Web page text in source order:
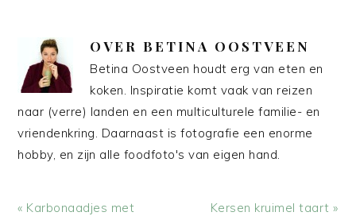
OVER BETINA OOSTVEEN
Betina Oostveen houdt erg van eten en
koken. Inspiratie komt vaak van reizen
naar (verre) landen en een multiculturele familie- en
vriendenkring. Daarnaast is fotografie een enorme
hobby, en zijn alle foodfoto's van eigen hand.
Vorig
« Karbonaadjes met
Volgend
Kersen kruimel taart »